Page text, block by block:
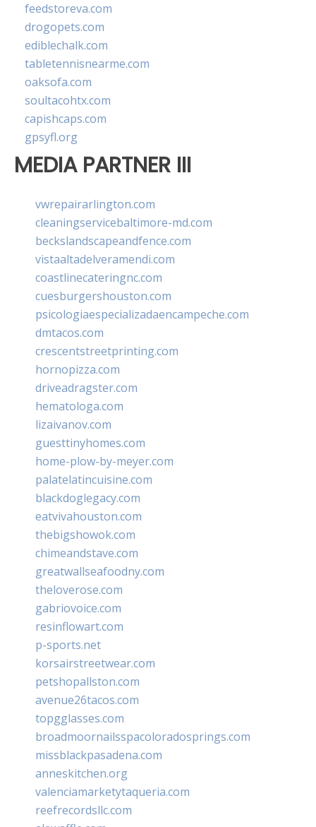
feedstoreva.com
drogopets.com
ediblechalk.com
tabletennisnearme.com
oaksofa.com
soultacohtx.com
capishcaps.com
gpsyfl.org
MEDIA PARTNER III
vwrepairarlington.com
cleaningservicebaltimore-md.com
beckslandscapeandfence.com
vistaaltadelveramendi.com
coastlinecateringnc.com
cuesburgershouston.com
psicologiaespecializadaencampeche.com
dmtacos.com
crescentstreetprinting.com
hornopizza.com
driveadragster.com
hematologa.com
lizaivanov.com
guesttinyhomes.com
home-plow-by-meyer.com
palatelatincuisine.com
blackdoglegacy.com
eatvivahouston.com
thebigshowok.com
chimeandstave.com
greatwallseafoodny.com
theloverose.com
gabriovoice.com
resinflowart.com
p-sports.net
korsairstreetwear.com
petshopallston.com
avenue26tacos.com
topgglasses.com
broadmoornailsspacoloradosprings.com
missblackpasadena.com
anneskitchen.org
valenciamarketytaqueria.com
reefrecordsllc.com